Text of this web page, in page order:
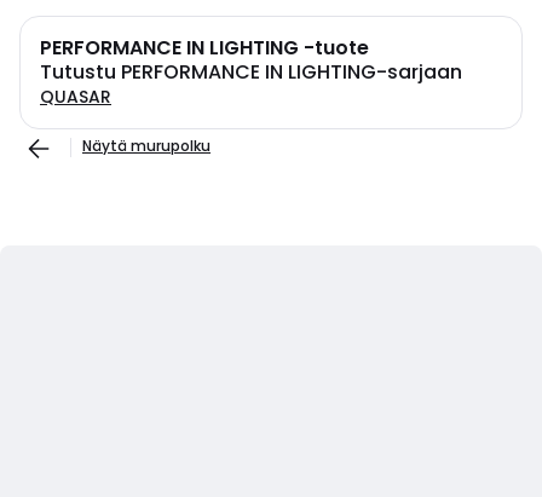
PERFORMANCE IN LIGHTING -tuote
Tutustu PERFORMANCE IN LIGHTING-sarjaan
QUASAR
Näytä murupolku